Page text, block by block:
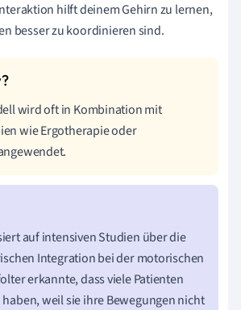
hilft deinem Gehirn zu lernen,
besser zu koordinieren sind.
wird oft in Kombination mit
wie Ergotherapie oder
auf intensiven Studien über die
Integration bei der motorischen
erkannte, dass viele Patienten
weil sie ihre Bewegungen nicht